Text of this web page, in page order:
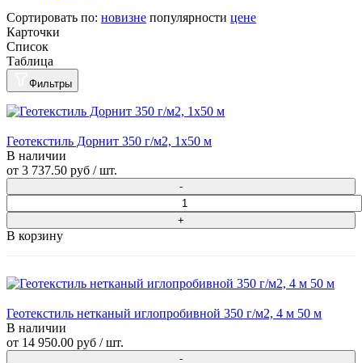
Сортировать по: новизне популярности цене
Карточки
Список
Таблица
Фильтры
Геотекстиль Дорнит 350 г/м2, 1х50 м
В наличии
от 3 737.50 руб / шт.
В корзину
Геотекстиль нетканый иглопробивной 350 г/м2, 4 м 50 м
В наличии
от 14 950.00 руб / шт.